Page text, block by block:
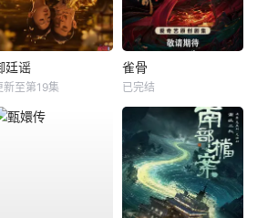
廷谣
新至第19集
雀骨
已完结